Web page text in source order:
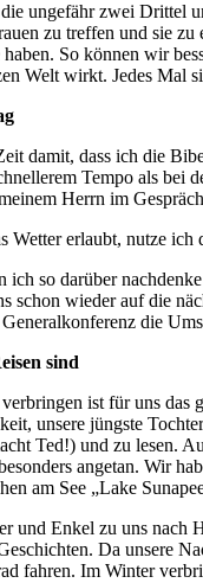
ungefähr zwei Drittel
zu treffen und sie
So können wir
Welt wirkt. Jedes Mal
damit, dass ich die
Tempo als bei
Herrn im
Wetter erlaubt, nutze
so darüber
schon wieder auf die
die
sind
ist für uns das
unsere jüngste
Ted!) und zu lesen.
angetan. Wir
am See „Lake
und Enkel zu uns nach
Da unsere
fahren. Im Winter